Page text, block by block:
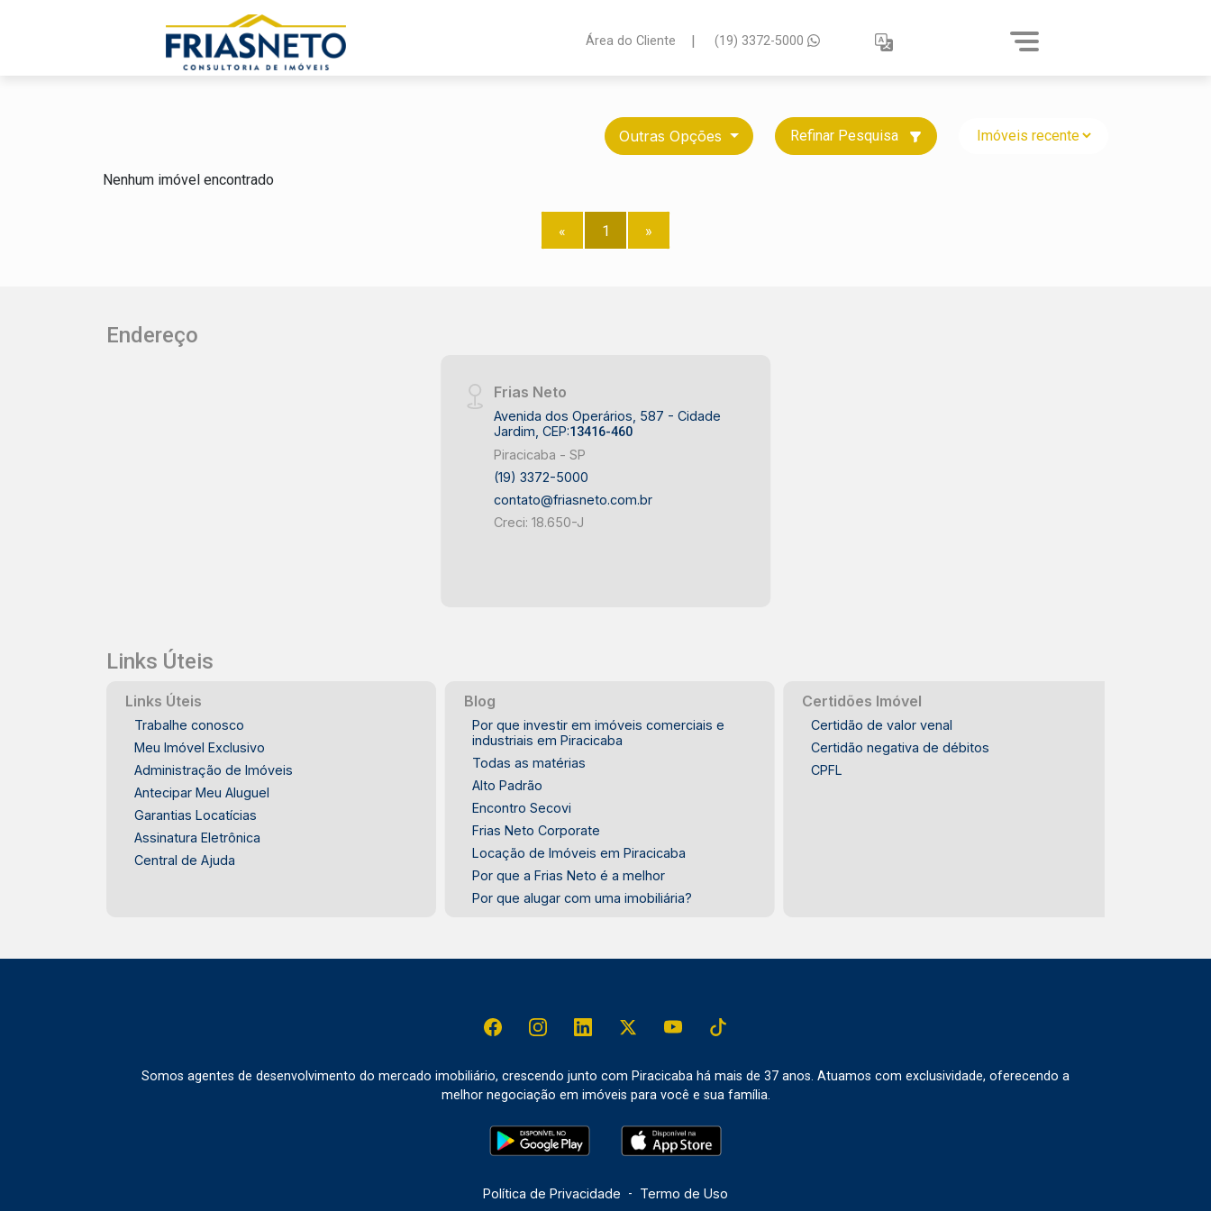
Área do Cliente | (19) 3372-5000
Outras Opções Refinar Pesquisa
Nenhum imóvel encontrado
« 1 »
Endereço
Frias Neto
Avenida dos Operários, 587 - Cidade
Jardim, CEP:13416-460
Piracicaba - SP
(19) 3372-5000
contato@friasneto.com.br
Creci: 18.650-J
Links Úteis
Links Úteis
Trabalhe conosco
Meu Imóvel Exclusivo
Administração de Imóveis
Antecipar Meu Aluguel
Garantias Locatícias
Assinatura Eletrônica
Central de Ajuda
Blog
Por que investir em imóveis comerciais e
industriais em Piracicaba
Todas as matérias
Alto Padrão
Encontro Secovi
Frias Neto Corporate
Locação de Imóveis em Piracicaba
Por que a Frias Neto é a melhor
Por que alugar com uma imobiliária?
Certidões Imóvel
Certidão de valor venal
Certidão negativa de débitos
CPFL
Somos agentes de desenvolvimento do mercado imobiliário, crescendo junto com Piracicaba há mais de 37 anos. Atuamos com exclusividade, oferecendo a
melhor negociação em imóveis para você e sua família.
Política de Privacidade - Termo de Uso